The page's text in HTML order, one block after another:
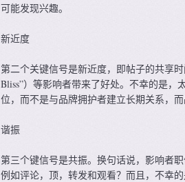
可能发现兴趣。
新近度
第二个关键信号是新近度，即帖子的共享
Bliss”）等影响者带来了好处。不幸的是
位，而不是与品牌拥护者建立长期关系，
谐振
第三个键信号是共振。换句话说，影响者
例如评论，顶，转发和观看？而且，不幸